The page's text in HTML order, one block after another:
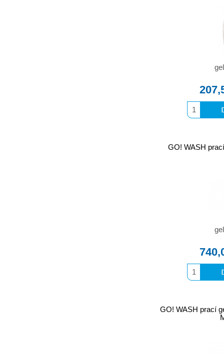
GO! WASH
GO! WASH prací